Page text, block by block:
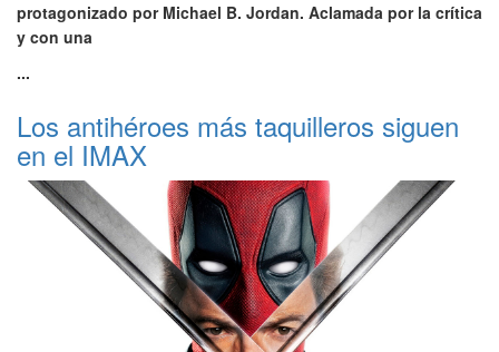
protagonizado por Michael B. Jordan. Aclamada por la crítica
y con una
...
Los antihéroes más taquilleros siguen
en el IMAX